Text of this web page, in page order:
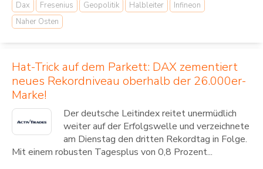
Dax Fresenius Geopolitik Halbleiter
Infineon
Naher Osten
Hat-Trick auf dem Parkett: DAX zementiert
neues Rekordniveau oberhalb der 26.000er-
Marke!
Der deutsche Leitindex reitet unermüdlich
weiter auf der Erfolgswelle und verzeichnete
am Dienstag den dritten Rekordtag in Folge.
Mit einem robusten Tagesplus von 0,8 Prozent...